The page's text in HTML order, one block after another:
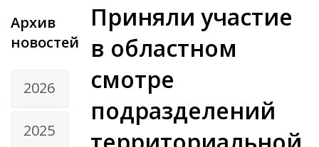
Архив
новостей
2026
2025
Приняли участие
в областном
смотре
подразделений